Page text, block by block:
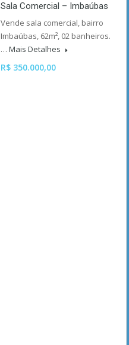
Sala Comercial – Imbaúbas
Vende sala comercial, bairro
Imbaúbas, 62m², 02 banheiros.
… Mais Detalhes
R$ 350.000,00